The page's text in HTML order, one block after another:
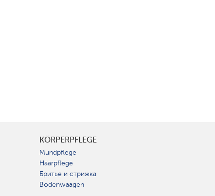
KÖRPERPFLEGE
Mundpflege
Haarpflege
Бритье и стрижка
Bodenwaagen